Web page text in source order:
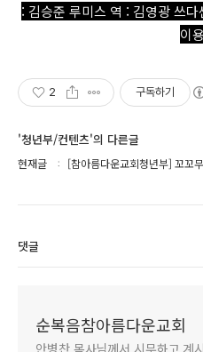
: 김승준 루미스 역 : 김영광 쓰
이
2 구독하기
'청년부/컨텐츠'의 다른글
현재글 [참아름다운교회청년부] 꼬꼬
댓글
순복음참아름다운교회
안병찬 목사님께서 시무하고 계